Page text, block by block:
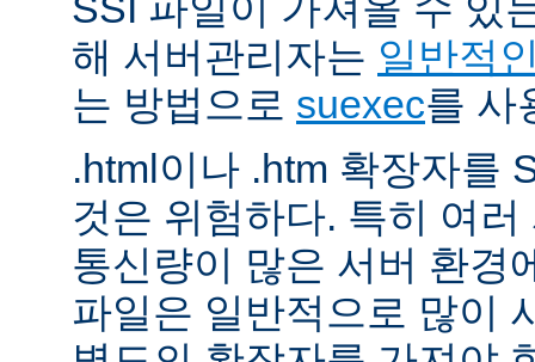
해 서버관리자는 일반적
는 방법으로 suexec를 사
.html이나 .htm 확장자를
것은 위험하다. 특히 여
통신량이 많은 서버 환경
파일은 일반적으로 많이